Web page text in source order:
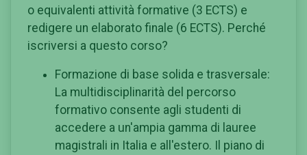
o equivalenti attività formative (3 ECTS) e
redigere un elaborato finale (6 ECTS). Perché
iscriversi a questo corso?
Formazione di base solida e trasversale:
La multidisciplinarità del percorso
formativo consente agli studenti di
accedere a un'ampia gamma di lauree
magistrali in Italia e all'estero. Il piano di